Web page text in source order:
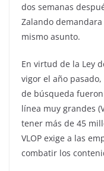
dos semanas
Zalando
mismo asunto.
En virtud de la Ley
vigor el año
de búsqueda
línea muy grandes
tener más de 45
VLOP exige a las
combatir los